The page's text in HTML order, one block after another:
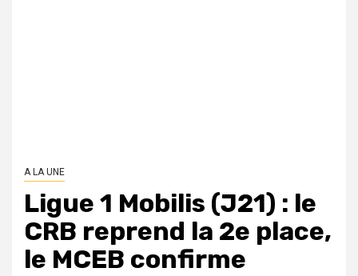
A LA UNE
Ligue 1 Mobilis (J21) : le
CRB reprend la 2e place,
le MCEB confirme